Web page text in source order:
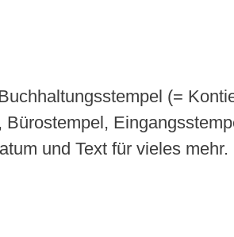
(=
und Text für vieles mehr.